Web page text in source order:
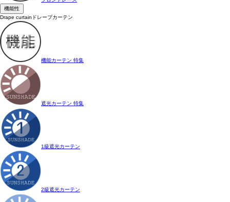
機能性
Drape curtain ドレープカーテン
機能カーテン 特集
遮光カーテン 特集
1級遮光カーテン
2級遮光カーテン